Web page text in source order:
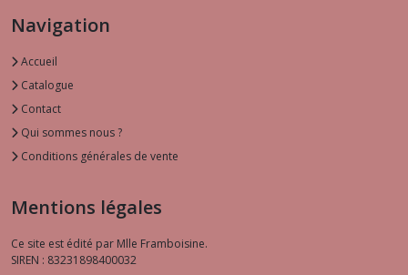
Navigation
Accueil
Catalogue
Contact
Qui sommes nous ?
Conditions générales de vente
Mentions légales
Ce site est édité par Mlle Framboisine.
SIREN : 83231898400032